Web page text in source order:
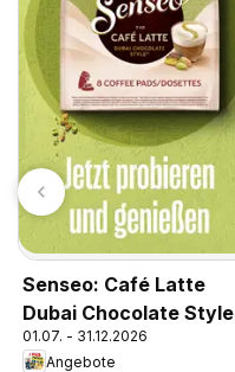
Senseo: Café Latte
Dubai Chocolate Style
01.07. - 31.12.2026
Angebote